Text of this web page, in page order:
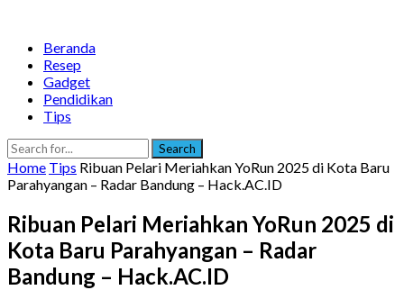
Beranda
Resep
Gadget
Pendidikan
Tips
Search
Home Tips Ribuan Pelari Meriahkan YoRun 2025 di Kota Baru
Parahyangan – Radar Bandung – Hack.AC.ID
Ribuan Pelari Meriahkan YoRun 2025 di
Kota Baru Parahyangan – Radar
Bandung – Hack.AC.ID